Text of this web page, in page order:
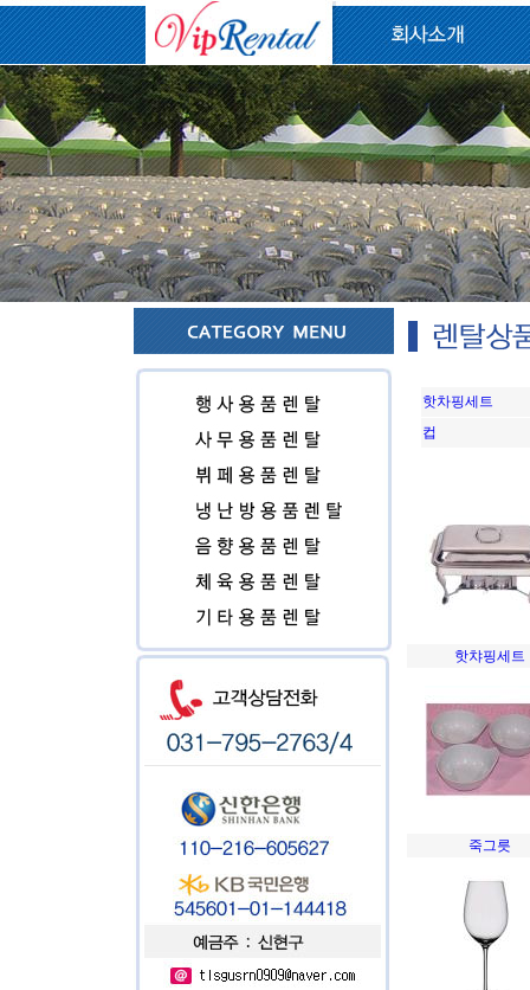
핫차핑세트
컵
핫챠핑세트
죽그릇